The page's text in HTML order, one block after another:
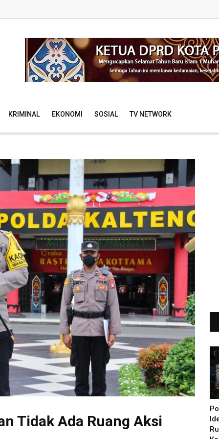
KRIMINAL EKONOMI SOSIAL TV NETWORK
Tidak Ada Ruang Aksi